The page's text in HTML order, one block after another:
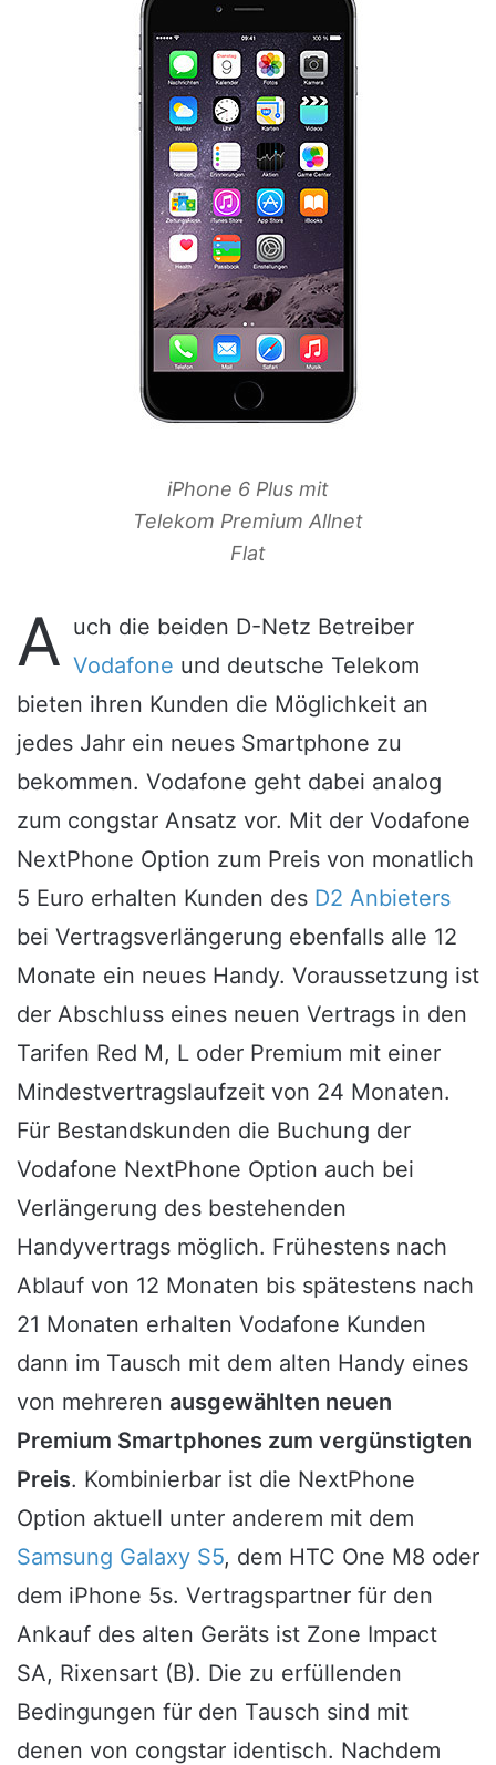
iPhone 6 Plus mit
Telekom Premium Allnet
Flat
A uch die beiden D-Netz Betreiber
Vodafone und deutsche Telekom
bieten ihren Kunden die Möglichkeit an
jedes Jahr ein neues Smartphone zu
bekommen. Vodafone geht dabei analog
zum congstar Ansatz vor. Mit der Vodafone
NextPhone Option zum Preis von monatlich
5 Euro erhalten Kunden des D2 Anbieters
bei Vertragsverlängerung ebenfalls alle 12
Monate ein neues Handy. Voraussetzung ist
der Abschluss eines neuen Vertrags in den
Tarifen Red M, L oder Premium mit einer
Mindestvertragslaufzeit von 24 Monaten.
Für Bestandskunden die Buchung der
Vodafone NextPhone Option auch bei
Verlängerung des bestehenden
Handyvertrags möglich. Frühestens nach
Ablauf von 12 Monaten bis spätestens nach
21 Monaten erhalten Vodafone Kunden
dann im Tausch mit dem alten Handy eines
von mehreren ausgewählten neuen
Premium Smartphones zum vergünstigten
Preis. Kombinierbar ist die NextPhone
Option aktuell unter anderem mit dem
Samsung Galaxy S5, dem HTC One M8 oder
dem iPhone 5s. Vertragspartner für den
Ankauf des alten Geräts ist Zone Impact
SA, Rixensart (B). Die zu erfüllenden
Bedingungen für den Tausch sind mit
denen von congstar identisch. Nachdem